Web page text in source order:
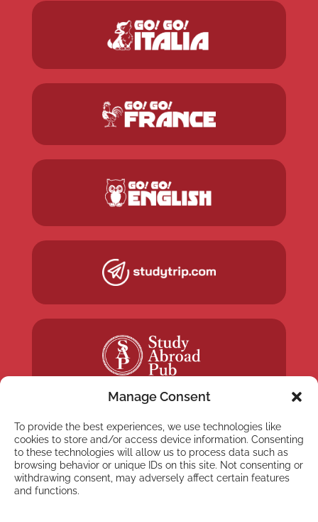
Manage Consent
To provide the best experiences, we use technologies like
cookies to store and/or access device information. Consenting
to these technologies will allow us to process data such as
browsing behavior or unique IDs on this site. Not consenting or
withdrawing consent, may adversely affect certain features
and functions.
NEWSLETTER
Inscreva-se em nossa